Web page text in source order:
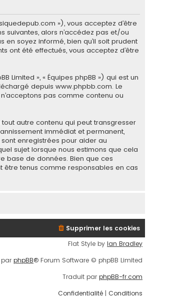
»), vous acceptez d’être
suivantes, alors n’accédez pas et/ou
en soyez informé, bien qu’il soit prudent
ont été effectués, vous acceptez d’être
Limited », « Équipes phpBB ») qui est un
depuis www.phpbb.com. Le
pas comme contenu ou
autre contenu qui peut transgresser
immédiat et permanent,
enregistrées pour aider au
sujet lorsque nous estimons que cela
base de données. Bien que ces
être tenus comme responsables en cas
Supprimer les cookies
Flat Style by Ian Bradley
par phpBB® Forum Software © phpBB Limited
Traduit par phpBB-fr.com
Confidentialité | Conditions